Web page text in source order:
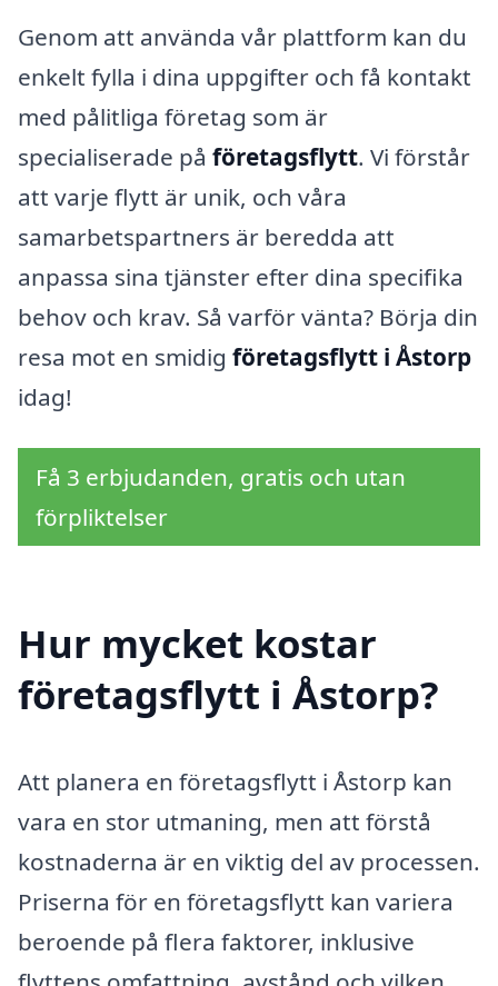
Genom att använda vår plattform kan du
enkelt fylla i dina uppgifter och få kontakt
med pålitliga företag som är
specialiserade på företagsflytt. Vi förstår
att varje flytt är unik, och våra
samarbetspartners är beredda att
anpassa sina tjänster efter dina specifika
behov och krav. Så varför vänta? Börja din
resa mot en smidig företagsflytt i Åstorp
idag!
Få 3 erbjudanden, gratis och utan
förpliktelser
Hur mycket kostar
företagsflytt i Åstorp?
Att planera en företagsflytt i Åstorp kan
vara en stor utmaning, men att förstå
kostnaderna är en viktig del av processen.
Priserna för en företagsflytt kan variera
beroende på flera faktorer, inklusive